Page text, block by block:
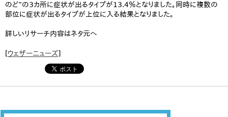
のど”の3カ所に症状が出るタイプが13.4％となりました。同時に複数の
部位に症状が出るタイプが上位に入る結果となりました。
詳しいリサーチ内容はネタ元へ
[ウェザーニューズ]